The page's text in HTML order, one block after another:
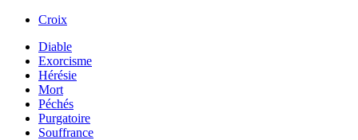
Croix
Diable
Exorcisme
Hérésie
Mort
Péchés
Purgatoire
Souffrance